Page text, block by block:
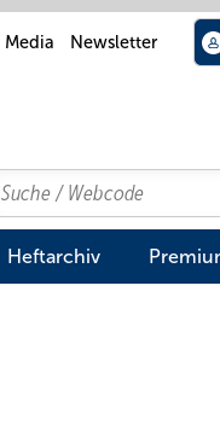
Media Newsletter
Search
Suchen
Heftarchiv